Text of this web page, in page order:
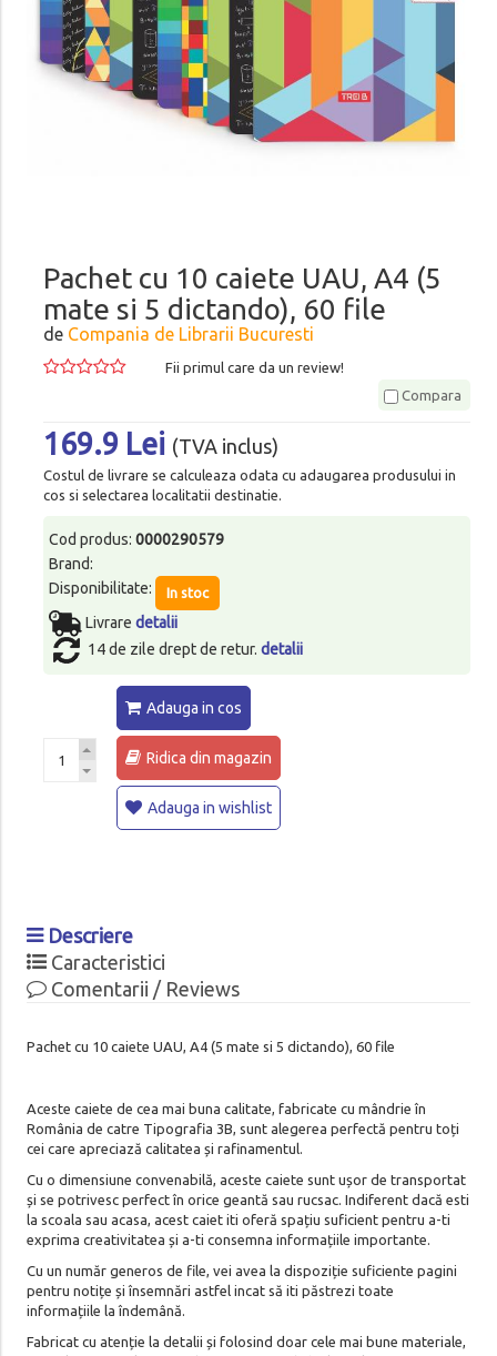
Pachet cu 10 caiete UAU, A4 (5
mate si 5 dictando), 60 file
de Compania de Librarii Bucuresti
Fii primul care da un review!
Compara
169.9 Lei (TVA inclus)
Costul de livrare se calculeaza odata cu adaugarea produsului in
cos si selectarea localitatii destinatie.
Cod produs: 0000290579
Brand:
Disponibilitate:
In stoc
Livrare detalii
14 de zile drept de retur. detalii
Adauga in cos
Ridica din magazin
Adauga in wishlist
Descriere
Caracteristici
Comentarii / Reviews
Pachet cu 10 caiete UAU, A4 (5 mate si 5 dictando), 60 file
Aceste caiete de cea mai buna calitate, fabricate cu mândrie în
România de catre Tipografia 3B, sunt alegerea perfectă pentru toți
cei care apreciază calitatea și rafinamentul.
Cu o dimensiune convenabilă, aceste caiete sunt ușor de transportat
și se potrivesc perfect în orice geantă sau rucsac. Indiferent dacă esti
la scoala sau acasa, acest caiet iti oferă spațiu suficient pentru a-ti
exprima creativitatea și a-ti consemna informațiile importante.
Cu un număr generos de file, vei avea la dispoziție suficiente pagini
pentru notițe și însemnări astfel incat să iti păstrezi toate
informațiile la îndemână.
Fabricat cu atenție la detalii și folosind doar cele mai bune materiale,